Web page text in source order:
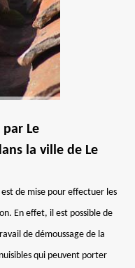
Le
la ville de Le
de mise pour effectuer les
En effet, il est possible de
de démoussage de la
qui peuvent porter